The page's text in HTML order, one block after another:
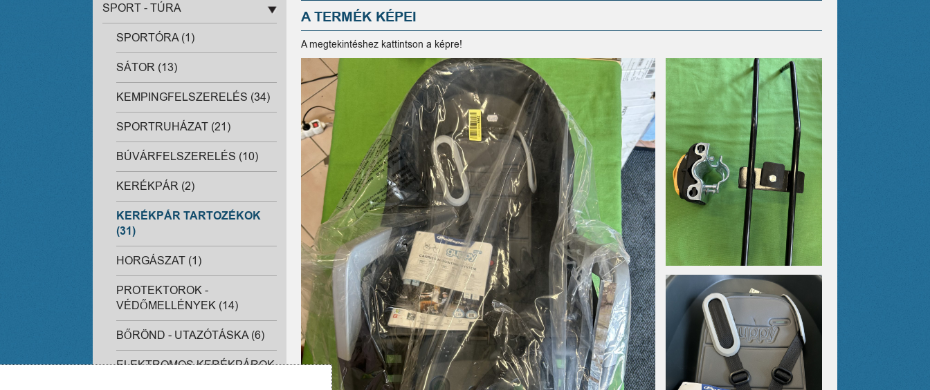
SPORT - TÚRA
SPORTÓRA (1)
SÁTOR (13)
KEMPINGFELSZERELÉS (34)
SPORTRUHÁZAT (21)
BÚVÁRFELSZERELÉS (10)
KERÉKPÁR (2)
KERÉKPÁR TARTOZÉKOK
(31)
HORGÁSZAT (1)
PROTEKTOROK -
VÉDŐMELLÉNYEK (14)
BŐRÖND - UTAZÓTÁSKA (6)
ELEKTROMOS KERÉKPÁROK
A TERMÉK KÉPEI
A megtekintéshez kattintson a képre!